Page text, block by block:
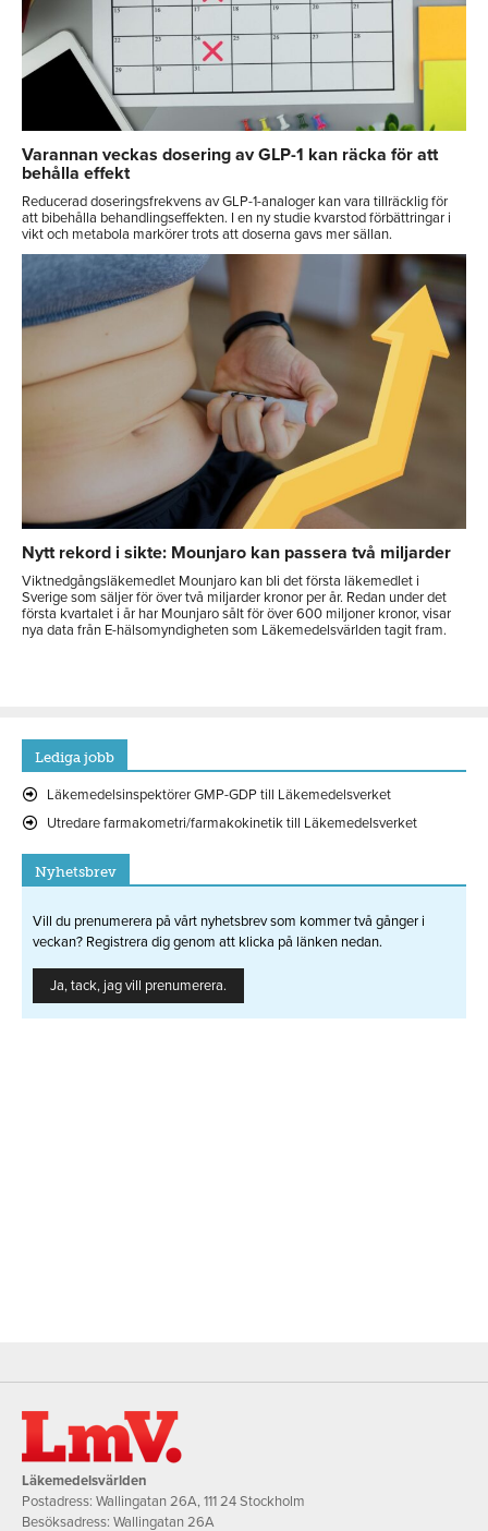
Varannan veckas dosering av GLP-1 kan räcka för att
behålla effekt
Reducerad doseringsfrekvens av GLP-1-analoger kan vara tillräcklig för
att bibehålla behandlingseffekten. I en ny studie kvarstod förbättringar i
vikt och metabola markörer trots att doserna gavs mer sällan.
Nytt rekord i sikte: Mounjaro kan passera två miljarder
Viktnedgångsläkemedlet Mounjaro kan bli det första läkemedlet i
Sverige som säljer för över två miljarder kronor per år. Redan under det
första kvartalet i år har Mounjaro sålt för över 600 miljoner kronor, visar
nya data från E-hälsomyndigheten som Läkemedelsvärlden tagit fram.
Lediga jobb
Läkemedelsinspektörer GMP-GDP till Läkemedelsverket
Utredare farmakometri/farmakokinetik till Läkemedelsverket
Nyhetsbrev
Vill du prenumerera på vårt nyhetsbrev som kommer två gånger i
veckan? Registrera dig genom att klicka på länken nedan.
Ja, tack, jag vill prenumerera.
Läkemedelsvärlden
Postadress: Wallingatan 26A, 111 24 Stockholm
Besöksadress: Wallingatan 26A